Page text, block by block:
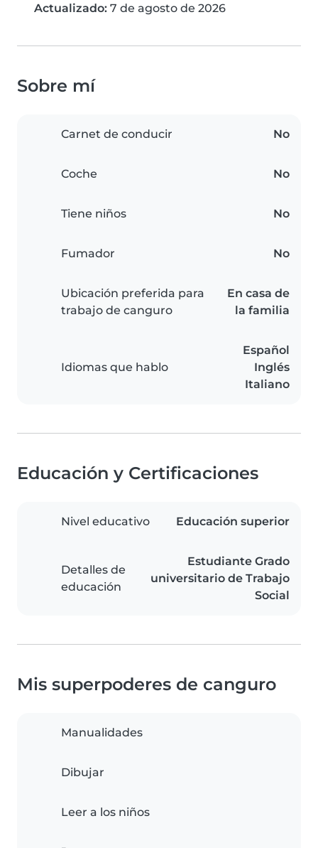
Actualizado: 7 de agosto de 2026
Sobre mí
Carnet de conducir No
Coche No
Tiene niños No
Fumador No
Ubicación preferida para
trabajo de canguro
En casa de
la familia
Idiomas que hablo
Español
Inglés
Italiano
Educación y Certificaciones
Nivel educativo Educación superior
Detalles de
educación
Estudiante Grado
universitario de Trabajo
Social
Mis superpoderes de canguro
Manualidades
Dibujar
Leer a los niños